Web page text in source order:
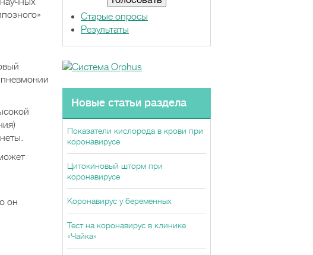
он
Старые опросы
Результаты
Новые статьи раздела
Показатели кислорода в крови при
коронавирусе
Цитокиновый шторм при
коронавирусе
Коронавирус у беременных
Тест на коронавирус в клинике
«Чайка»